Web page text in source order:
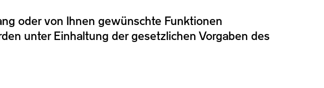
oder von Ihnen gewünschte Funktionen
unter Einhaltung der gesetzlichen Vorgaben des